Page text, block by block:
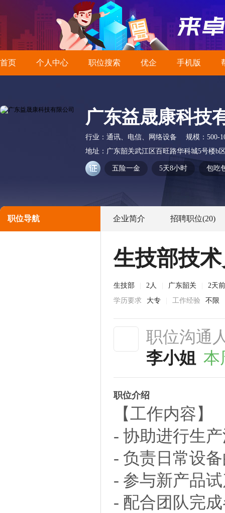
首页 个人中心 职位搜索 优企 手机版
广东益晟康科技
行业： 通讯、电信、网络设备 规模： 500-
地址： 广东韶关武江区百旺路华科城5号楼b
五险一金 5天8小时 包吃
职位导航 企业简介 招聘职位(20)
生技部技
生技部 2人 广东韶关
2天
学历要求
大专 工作经验 不限
职位沟通
李小姐 本
职位介绍
【工作内容】
- 协助进行生
- 负责日常设
- 参与新产品
- 配合团队完